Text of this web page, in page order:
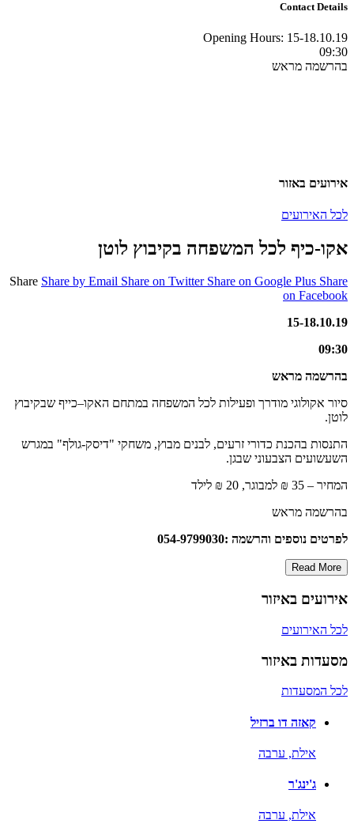
Contact Details
Opening Hours: 15-18.10.19
09:30
בהרשמה מראש
אירועים באזור
לכל האירועים
אקו-כיף לכל המשפחה בקיבוץ לוטן
Share Share by Email Share on Twitter Share on Google Plus Share
on Facebook
15-18.10.19
09:30
בהרשמה מראש
סיור אקולוגי מודרך ופעילות לכל המשפחה במתחם האקו–כייף שבקיבוץ
לוטן.
התנסות בהכנת כדורי זרעים, לבנים מבוץ, משחקי "דיסק-גולף" במגרש
השעשועים הצבעוני שבגן.
המחיר – 35 ₪ למבוגר, 20 ₪ לילד
בהרשמה מראש
לפרטים נוספים והרשמה :054-9799030
Read More
אירועים באיזור
לכל האירועים
מסעדות באיזור
לכל המסעדות
קאזה דו ברזיל
אילת, ערבה
ג'ינג'ר
אילת, ערבה